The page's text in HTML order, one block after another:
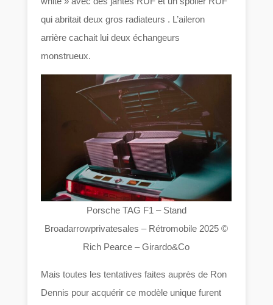
qui abritait deux gros radiateurs . L’aileron
arrière cachait lui deux échangeurs
monstrueux.
Porsche TAG F1 – Stand
Broadarrowprivatesales – Rétromobile 2025 ©
Rich Pearce – Girardo&Co
Mais toutes les tentatives faites auprès de Ron
Dennis pour acquérir ce modèle unique furent